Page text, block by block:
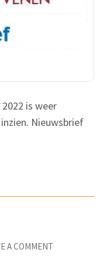
is weer
Nieuwsbrief
A COMMENT